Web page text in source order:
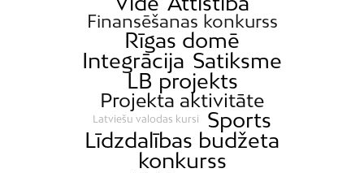
Finansēšanas konkurss
Rīgas domē
Integrācija Satiksme
LB projekts
Projekta aktivitāte
Latviešu valodas kursi
Sports
Līdzdalības budžeta
konkurss